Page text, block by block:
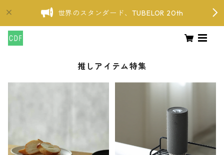
世界のスタンダード、TUBELOR 20th
推しアイテム特集